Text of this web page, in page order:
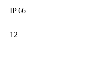
IP 66
12